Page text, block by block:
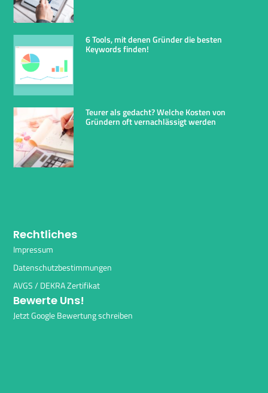
6 Tools, mit denen Gründer die besten
Keywords finden!
Teurer als gedacht? Welche Kosten von
Gründern oft vernachlässigt werden
Rechtliches
Impressum
Datenschutzbestimmungen
AVGS / DEKRA Zertifikat
Bewerte Uns!
Jetzt Google Bewertung schreiben